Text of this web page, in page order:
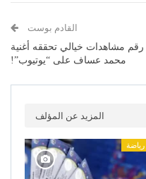
القادم بوست
رقم مشاهدات خيالي تحققه أغنية
محمد عساف على “يوتيوب”!
المزيد عن المؤلف
رياضة